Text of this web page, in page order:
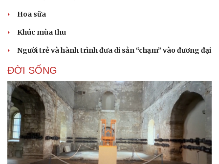
Hoa sữa
Khúc mùa thu
Người trẻ và hành trình đưa di sản “chạm” vào đương đại
ĐỜI SỐNG